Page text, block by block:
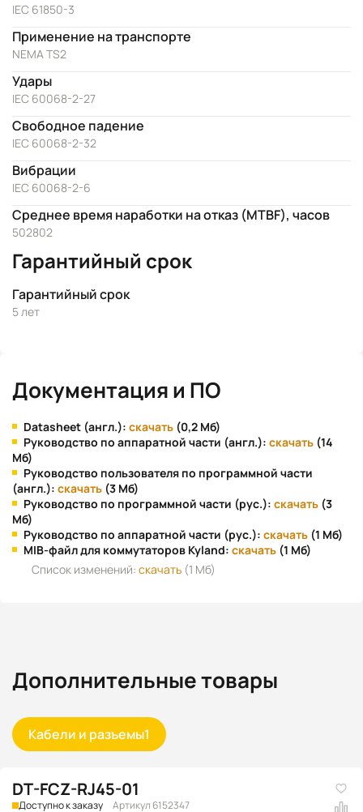
IEC 61850-3
Применение на транспорте
NEMA TS2
Удары
IEC 60068-2-27
Свободное падение
IEC 60068-2-32
Вибрации
IEC 60068-2-6
Среднее время наработки на отказ (MTBF), часов
502802
Гарантийный срок
Гарантийный срок
5 лет
Документация и ПО
Datasheet (англ.): скачать (0,2 Мб)
Руководство по аппаратной части (англ.): скачать (14
Мб)
Руководство пользователя по программной части
(англ.): скачать (3 Мб)
Руководство по программной части (рус.): скачать (3
Мб)
Руководство по аппаратной части (рус.): скачать (1 Мб)
MIB-файл для коммутаторов Kyland: скачать (1 Мб)
Список изменений: скачать (1 Мб)
Дополнительные товары
Кабели и разъемы1
DT-FCZ-RJ45-01
Доступно к заказу
Артикул 6152347